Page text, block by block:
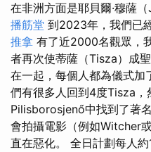
在非洲方面是耶貝爾·穆薩
播筋堂 到2023年，我們已
推拿 有了近2000名觀眾，
者再次使蒂薩（Tisza）成聖
在一起，每個人都為儀式加
們有很多人回到4度Tisza
Pilisborosjenő中找到了著
會拍攝電影（例如Witcher
直在惡化。 全日計劃每人